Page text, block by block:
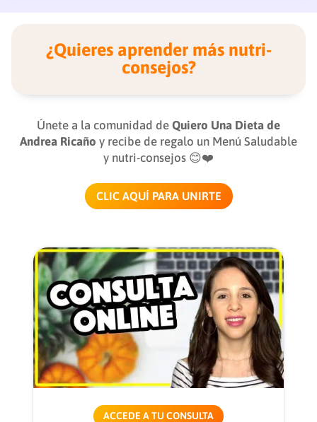
¿Quieres aprender más nutri-
consejos?
Únete a la comunidad de Quiero Una Dieta de
Andrea Ricaño y recibe de regalo un Menú Saludable
y nutri-consejos 😊❤️
CLIC AQUÍ PARA UNIRTE
ACCEDE A TU CONSULTA